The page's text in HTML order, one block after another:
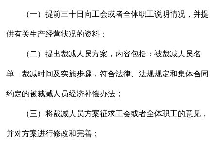
（一）提前三十日向工会或者全体职工说明情况，并提
供有关生产经营状况的资料；
（二）提出裁减人员方案，内容包括：被裁减人员名
单，裁减时间及实施步骤，符合法律、法规规定和集体合同
约定的被裁减人员经济补偿办法；
（三）将裁减人员方案征求工会或者全体职工的意见，
并对方案进行修改和完善；